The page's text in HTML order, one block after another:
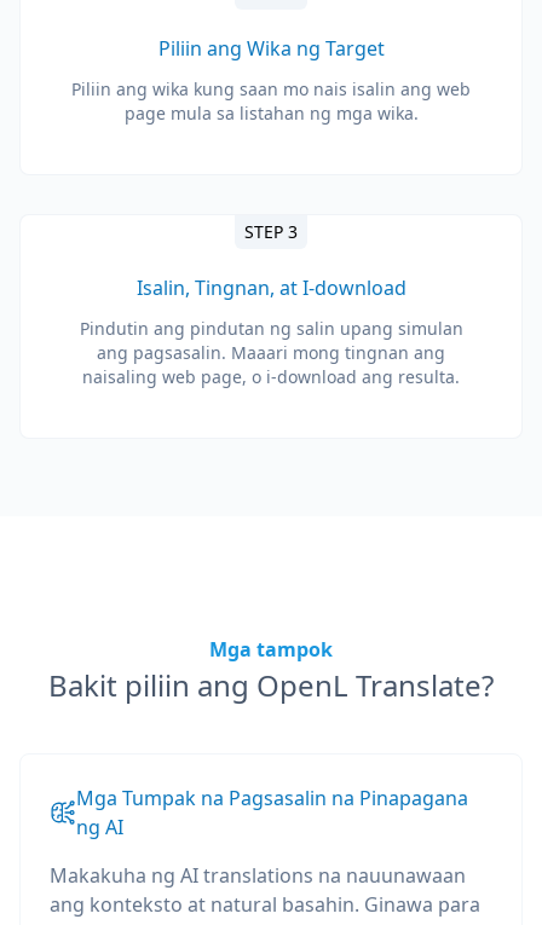
Piliin ang Wika ng Target
Piliin ang wika kung saan mo nais isalin ang web
page mula sa listahan ng mga wika.
STEP 3
Isalin, Tingnan, at I-download
Pindutin ang pindutan ng salin upang simulan
ang pagsasalin. Maaari mong tingnan ang
naisaling web page, o i-download ang resulta.
Mga tampok
Bakit piliin ang OpenL Translate?
Mga Tumpak na Pagsasalin na Pinapagana
ng AI
Makakuha ng AI translations na nauunawaan
ang konteksto at natural basahin. Ginawa para